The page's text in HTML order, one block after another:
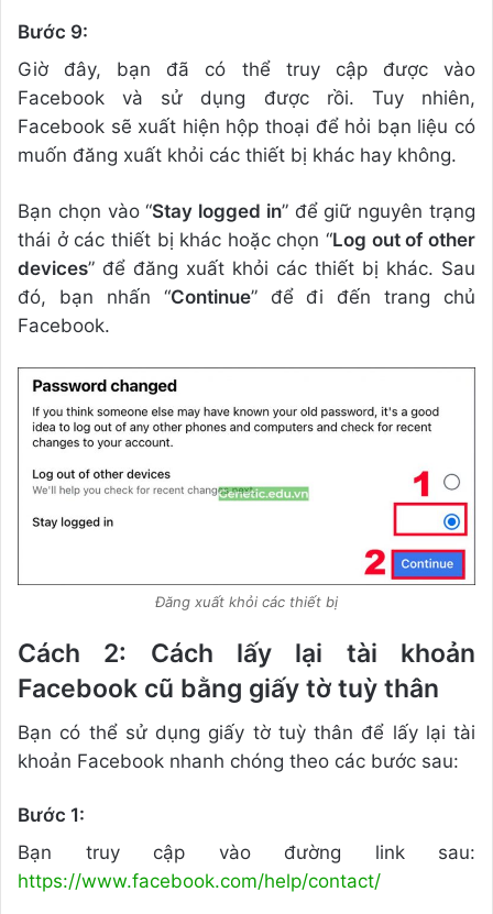
Bước 9:
Giờ đây, bạn đã có thể truy cập được vào
Facebook và sử dụng được rồi. Tuy nhiên,
Facebook sẽ xuất hiện hộp thoại để hỏi bạn liệu có
muốn đăng xuất khỏi các thiết bị khác hay không.
Bạn chọn vào “Stay logged in” để giữ nguyên trạng
thái ở các thiết bị khác hoặc chọn “Log out of other
devices” để đăng xuất khỏi các thiết bị khác. Sau
đó, bạn nhấn “Continue” để đi đến trang chủ
Facebook.
Đăng xuất khỏi các thiết bị
Cách 2: Cách lấy lại tài khoản
Facebook cũ bằng giấy tờ tuỳ thân
Bạn có thể sử dụng giấy tờ tuỳ thân để lấy lại tài
khoản Facebook nhanh chóng theo các bước sau:
Bước 1:
Bạn truy cập vào đường link sau:
https://www.facebook.com/help/contact/